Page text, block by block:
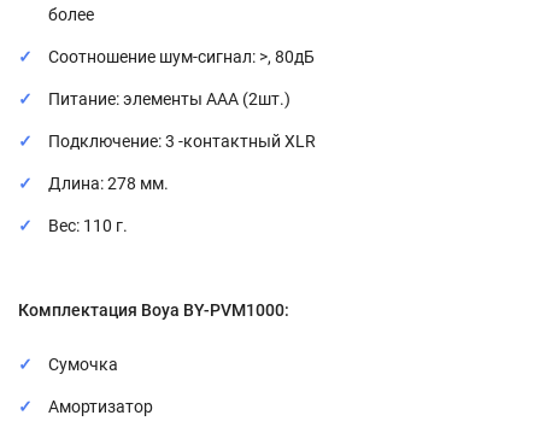
более
Соотношение шум-сигнал: >, 80дБ
Питание: элементы ААА (2шт.)
Подключение: 3 -контактный XLR
Длина: 278 мм.
Вес: 110 г.
Комплектация Boya BY-PVM1000:
Сумочка
Амортизатор